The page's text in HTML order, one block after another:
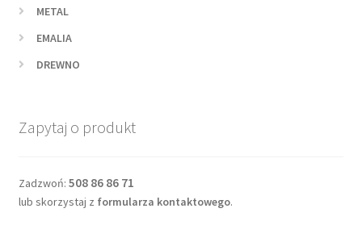
METAL
EMALIA
DREWNO
Zapytaj o produkt
Zadzwoń: 508 86 86 71
lub skorzystaj z formularza kontaktowego.